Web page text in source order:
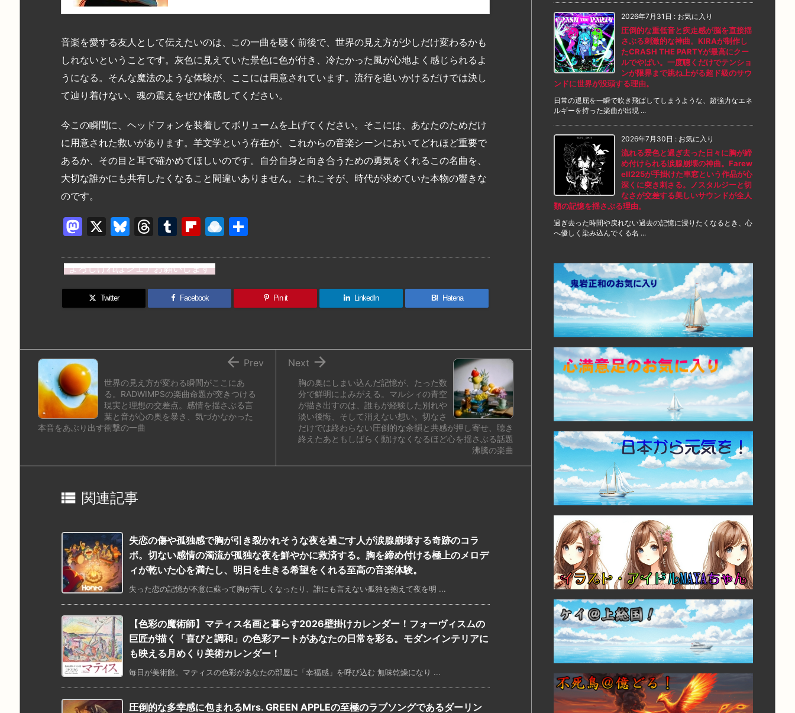
音楽を愛する友人として伝えたいのは、この一曲を聴く前後で、世界の見え方が少しだけ変わるかも
しれないということです。灰色に見えていた景色に色が付き、冷たかった風が心地よく感じられるよ
うになる。そんな魔法のような体験が、ここには用意されています。流行を追いかけるだけでは決し
て辿り着けない、魂の震えをぜひ体感してください。
今この瞬間に、ヘッドフォンを装着してボリュームを上げてください。そこには、あなたのためだけ
に用意された救いがあります。羊文学という存在が、これからの音楽シーンにおいてどれほど重要で
あるか、その目と耳で確かめてほしいのです。自分自身と向き合うための勇気をくれるこの名曲を、
大切な誰かにも共有したくなること間違いありません。これこそが、時代が求めていた本物の響きな
のです。
M
st
o
d
X
Bl
e
s
k
T
e
a
d
T
m
bl
r
Fl
b
o
ar
R
n
dr
o
よろしければシェアお願いします
Twitter Facebook Pin it LinkedIn B! Hatena
胸の奥にしまい込んだ記憶が、たった数
分で鮮明によみがえる。マルシィの青空
が描き出すのは、誰もが経験した別れや
淡い後悔、そして消えない想い。切なさ
だけでは終わらない圧倒的な余韻と共感が押し寄せ、聴き
終えたあともしばらく動けなくなるほど心を揺さぶる話題
沸騰の楽曲

Next
世界の見え方が変わる瞬間がここにあ
る。RADWIMPSの楽曲命題が突きつける
現実と理想の交差点。感情を揺さぶる言
葉と音が心の奥を暴き、気づかなかった
本音をあぶり出す衝撃の一曲
 Prev
 関連記事
失恋の傷や孤独感で胸が引き裂かれそうな夜を過ごす人が涙腺崩壊する奇跡のコラ
ボ。切ない感情の濁流が孤独な夜を鮮やかに救済する。胸を締め付ける極上のメロデ
ィが乾いた心を満たし、明日を生きる希望をくれる至高の音楽体験。
失った恋の記憶が不意に蘇って胸が苦しくなったり、誰にも言えない孤独を抱えて夜を明 ...
【色彩の魔術師】マティス名画と暮らす2026壁掛けカレンダー！フォーヴィスムの
巨匠が描く「喜びと調和」の色彩アートがあなたの日常を彩る。モダンインテリアに
も映える月めくり美術カレンダー！
毎日が美術館。マティスの色彩があなたの部屋に「幸福感」を呼び込む 無味乾燥になり ...
圧倒的な多幸感に包まれるMrs. GREEN APPLEの至極のラブソングであるダーリン
2026年7月31日 : お気に入り
圧倒的な重低音と疾走感が脳を直接揺
さぶる刺激的な神曲。KIRAが制作し
たCRASH THE PARTYが最高にクー
ルでやばい。一度聴くだけでテンショ
ンが限界まで跳ね上がる超ド級のサウ
ンドに世界が没頭する理由。
日常の退屈を一瞬で吹き飛ばしてしまうような、超強力なエネ
ルギーを持った楽曲が出現 ...
2026年7月30日 : お気に入り
流れる景色と過ぎ去った日々に胸が締
め付けられる涙腺崩壊の神曲。Farew
ell225が手掛けた車窓という作品が心
深くに突き刺さる。ノスタルジーと切
なさが交差する美しいサウンドが全人
類の記憶を揺さぶる理由。
過ぎ去った時間や戻れない過去の記憶に浸りたくなるとき、心
へ優しく染み込んでくる名 ...